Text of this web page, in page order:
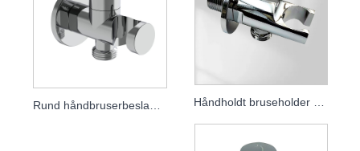
Håndholdt bruseholder af massiv messing, vægmonteret skjult brusebeslag, tilbehør til badeværelsesbruser